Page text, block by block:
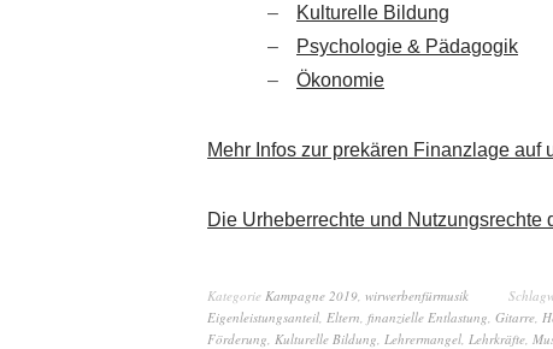
Kulturelle Bildung
Psychologie & Pädagogik
Ökonomie
Mehr Infos zur prekären Finanzlage auf
Die Urheberrechte und Nutzungsrechte
Kategorie Kampagne 2019 wirwerbenfürmusik
Eigenleistungsanteil Eltern finanzielle Entlastung Gitarre
Förderung Kulturelle Bildung Lehrermangel Lehrkräfte